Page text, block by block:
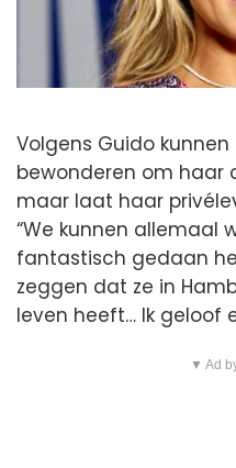
Volgens Guido
bewonderen om haar
maar laat haar
“We kunnen allemaal
fantastisch gedaan
zeggen dat ze in
leven heeft… Ik geloof
▼ Ad